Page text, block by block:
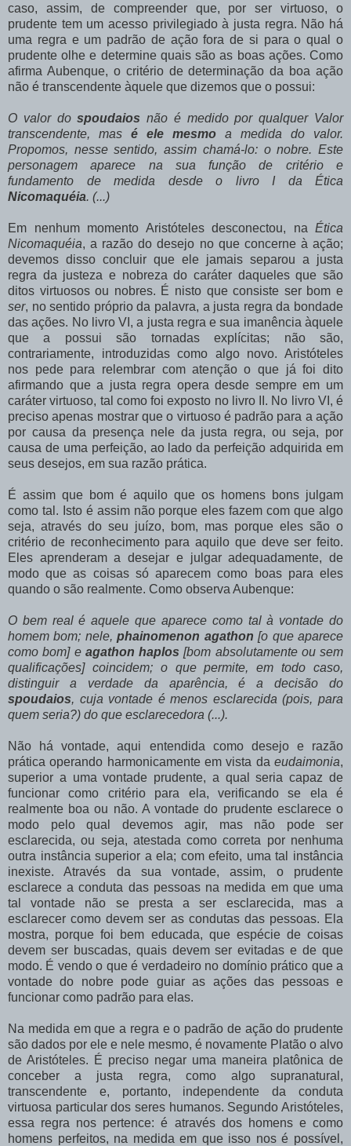
caso, assim, de compreender que, por ser virtuoso, o
prudente tem um acesso privilegiado à justa regra. Não há
uma regra e um padrão de ação fora de si para o qual o
prudente olhe e determine quais são as boas ações. Como
afirma Aubenque, o critério de determinação da boa ação
não é transcendente àquele que dizemos que o possui:
O valor dospoudaios não é medido por qualquer Valor
transcendente, mas é ele mesmo
a medida do valor.
Propomos, nesse sentido, assim chamá-lo: o nobre. Este
personagem aparece na sua função de critério e
fundamento de medida desde o livro I da Ética
Nicomaquéia. (...)
Em nenhum momento Aristóteles desconectou, na Ética
Nicomaquéia, a razão do desejo no que concerne à ação;
devemos disso concluir que ele jamais separou a justa
regra da justeza e nobreza do caráter daqueles que são
ditos virtuosos ou nobres. É nisto que consiste ser bom e
ser, no sentido próprio da palavra, a justa regra da bondade
das ações. No livro VI, a justa regra e sua imanência àquele
que a possui são tornadas explícitas; não são,
contrariamente, introduzidas como algo novo. Aristóteles
nos pede para relembrar com atenção o que já foi dito
afirmando que a justa regra opera desde sempre em um
caráter virtuoso, tal como foi exposto no livro II. No livro VI, é
preciso apenas mostrar que o virtuoso é padrão para a ação
por causa da presença nele da justa regra, ou seja, por
causa de uma perfeição, ao lado da perfeição adquirida em
seus desejos, em sua razão prática.
É assim que bom é aquilo que os homens bons julgam
como tal. Isto é assim não porque eles fazem com que algo
seja, através do seu juízo, bom, mas porque eles são o
critério de reconhecimento para aquilo que deve ser feito.
Eles aprenderam a desejar e julgar adequadamente, de
modo que as coisas só aparecem como boas para eles
quando o são realmente. Como observa Aubenque:
O bem real é aquele que aparece como tal à vontade do
homem bom; nele,phainomenon agathon [o que aparece
como bom] e agathon haplos[bom absolutamente ou sem
qualificações] coincidem; o que permite, em todo caso,
distinguir a verdade da aparência, é a decisão do
spoudaios, cuja vontade é menos esclarecida (pois, para
quem seria?) do que esclarecedora (...).
Não há vontade, aqui entendida como desejo e razão
prática operando harmonicamente em vista da eudaimonia,
superior a uma vontade prudente, a qual seria capaz de
funcionar como critério para ela, verificando se ela é
realmente boa ou não. A vontade do prudente esclarece o
modo pelo qual devemos agir, mas não pode ser
esclarecida, ou seja, atestada como correta por nenhuma
outra instância superior a ela; com efeito, uma tal instância
inexiste. Através da sua vontade, assim, o prudente
esclarece a conduta das pessoas na medida em que uma
tal vontade não se presta a ser esclarecida, mas a
esclarecer como devem ser as condutas das pessoas. Ela
mostra, porque foi bem educada, que espécie de coisas
devem ser buscadas, quais devem ser evitadas e de que
modo. É vendo o que é verdadeiro no domínio prático que a
vontade do nobre pode guiar as ações das pessoas e
funcionar como padrão para elas.
Na medida em que a regra e o padrão de ação do prudente
são dados por ele e nele mesmo, é novamente Platão o alvo
de Aristóteles. É preciso negar uma maneira platônica de
conceber a justa regra, como algo supranatural,
transcendente e, portanto, independente da conduta
virtuosa particular dos seres humanos. Segundo Aristóteles,
essa regra nos pertence: é através dos homens e como
homens perfeitos, na medida em que isso nos é possível,